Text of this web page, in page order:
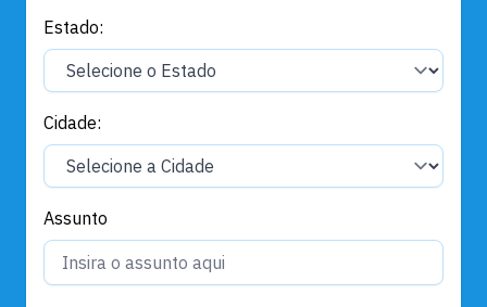
Estado:
Cidade:
Assunto